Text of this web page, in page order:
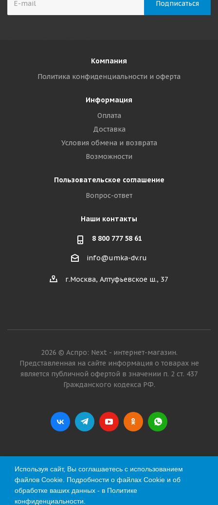
Компания
Политика конфиденциальности и оферта
Информация
Оплата
Доставка
Условия обмена и возврата
Возможности
Пользовательское соглашение
Вопрос-ответ
Наши контакты
8 800 777 58 61
info@umka-dv.ru
г.Москва, Алтуфьевское ш., 37
2026 © Аспро: Next - интернет-магазин.
Представленная на сайте информация о товарах не
является публичной офертой в значении п. 2 ст. 437
Гражданского кодекса РФ.
Используя сайт, Вы соглашаетесь с использованием
файлов Cookie. Подробности о файлах Cookie и об
обработке ваших данных - в Политике
конфиденциальности.